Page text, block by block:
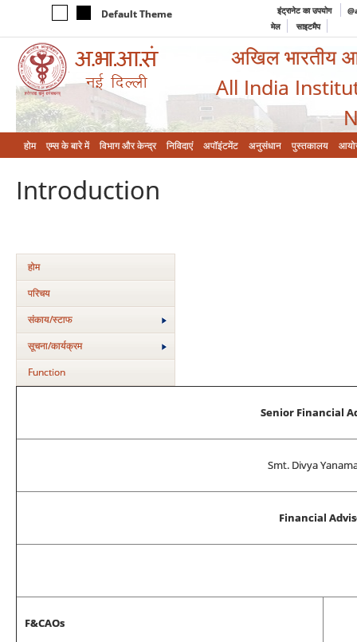
Default Theme इंट्रानेट का उपयोग
मेल
साइटमैप
अखिल भारतीय
All India
होम एम्‍स के बारे में विभाग और केन्‍द्र निविदाएं अपॉइंटमेंट अनुसंधान पुस्तकालय
Introduction
होम
परिचय
संकाय/स्‍टाफ
सूचना/कार्यक्रम
Function
Senior Financial
Smt. Divya
Financial
F&CAOs